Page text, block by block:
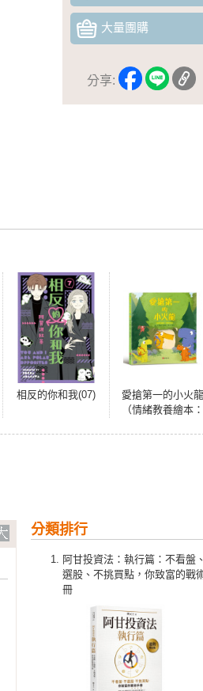
大量團購
分享:
相反的你和我(07)
愛搶第一的小火龍
（情緒教養繪本：
分類排行
阿甘投資法：執行篇：不看盤
選股、不挑買點，你致富的戰
冊